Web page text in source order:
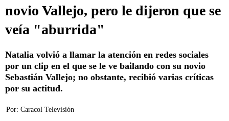
novio Vallejo, pero le dijeron que se
veía "aburrida"
Natalia volvió a llamar la atención en redes sociales
por un clip en el que se le ve bailando con su novio
Sebastián Vallejo; no obstante, recibió varias críticas
por su actitud.
Por: Caracol Televisión